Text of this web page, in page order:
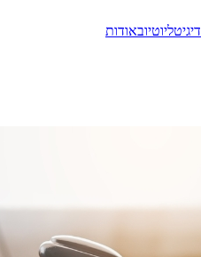
דיגיטליוטיובאודות